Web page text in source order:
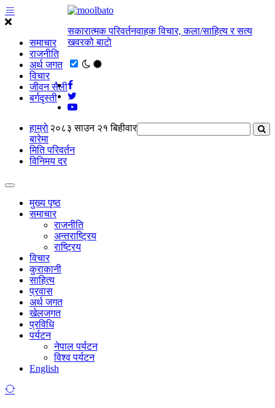
समाचार
राजनीति
अर्थ जगत
विचार
जीवन सैली
बर्गदृस्ती
सकारात्मक परिवर्तनवाहक विचार, कला/साहित्य र सत्य
खवरको बाटाे
२०८३ साउन २१ बिहीवार
हाम्राे
बारेमा
मिति परिवर्तन
विनिमय दर
मुख्य पृष्ठ
समाचार
राजनीति
अन्तराष्ट्रिय
राष्ट्रिय
विचार
कुराकानी
साहित्य
प्रवास
अर्थ जगत
खेलजगत
प्रविधि
पर्यटन
नेपाल पर्यटन
विश्व पर्यटन
English